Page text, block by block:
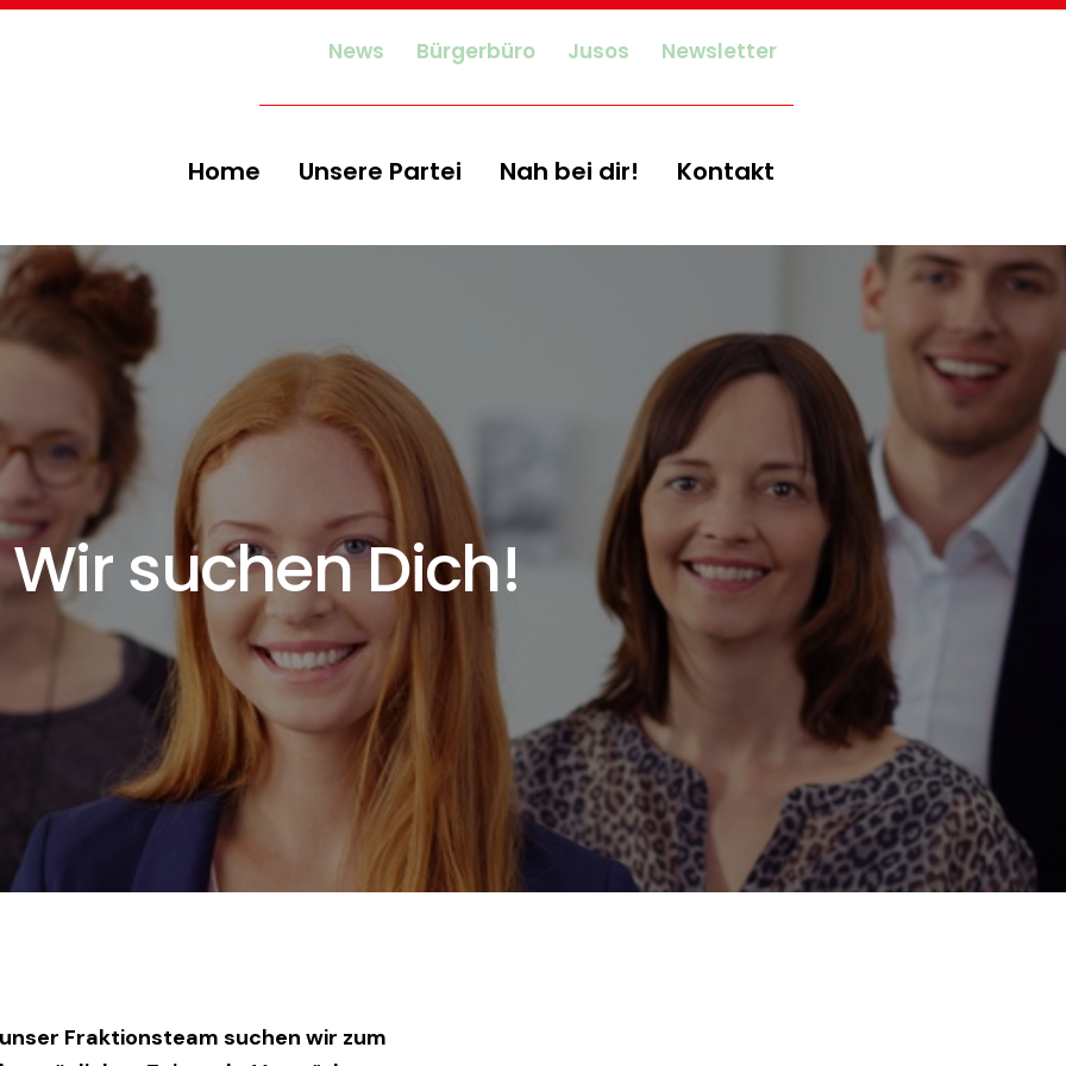
News Bürgerbüro Jusos Newsletter
Home Unsere Partei Nah bei dir! Kontakt
Wir suchen Dich!
Fraktionsteam suchen wir zum